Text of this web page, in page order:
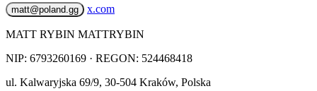
matt@poland.gg x.com
MATT RYBIN MATTRYBIN
NIP: 6793260169 · REGON: 524468418
ul. Kalwaryjska 69/9, 30-504 Kraków, Polska